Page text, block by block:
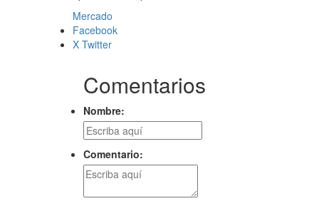
Mercado
Facebook
X Twitter
Comentarios
Nombre:
Comentario: